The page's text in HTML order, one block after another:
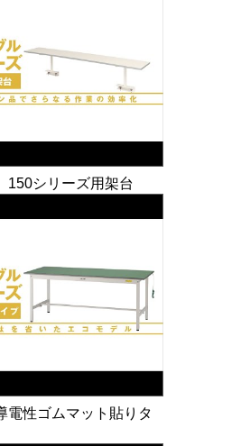
シリーズ用架台
電性ゴムマット貼りタ